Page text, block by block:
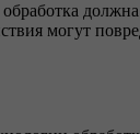
могут